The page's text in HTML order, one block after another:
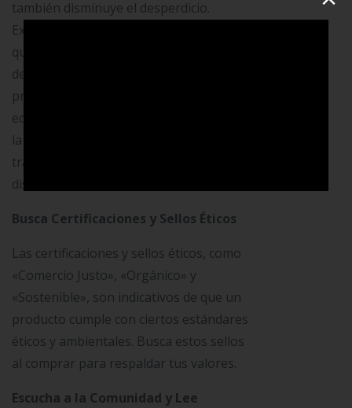
también disminuye el desperdicio.
Explora productos locales y artesanales
que reflejen la creatividad y la identidad
de tu comunidad. Al apoyar a los
productores locales, no solo impulsas la
economía, sino que también minimizas
la huella de carbono asociada con el
transporte de mercancías a largas
distancias.
Busca Certificaciones y Sellos Éticos
Las certificaciones y sellos éticos, como
«Comercio Justo», «Orgánico» y
«Sostenible», son indicativos de que un
producto cumple con ciertos estándares
éticos y ambientales. Busca estos sellos
al comprar para respaldar tus valores.
Escucha a la Comunidad y Lee